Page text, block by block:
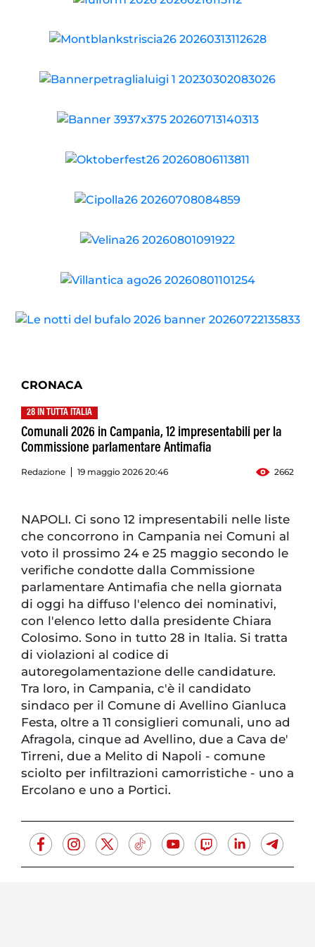
CRONACA
28 IN TUTTA ITALIA
Comunali 2026 in Campania, 12 impresentabili per la
Commissione parlamentare Antimafia
Redazione 19 maggio 2026 20:46 2662
NAPOLI. Ci sono 12 impresentabili nelle liste
che concorrono in Campania nei Comuni al
voto il prossimo 24 e 25 maggio secondo le
verifiche condotte dalla Commissione
parlamentare Antimafia che nella giornata
di oggi ha diffuso l'elenco dei nominativi,
con l'elenco letto dalla presidente Chiara
Colosimo. Sono in tutto 28 in Italia. Si tratta
di violazioni al codice di
autoregolamentazione delle candidature.
Tra loro, in Campania, c'è il candidato
sindaco per il Comune di Avellino Gianluca
Festa, oltre a 11 consiglieri comunali, uno ad
Afragola, cinque ad Avellino, due a Cava de'
Tirreni, due a Melito di Napoli - comune
sciolto per infiltrazioni camorristiche - uno a
Ercolano e uno a Portici.